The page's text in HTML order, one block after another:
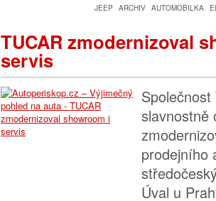
JEEP ARCHIV AUTOMOBILKA
TUCAR zmodernizoval
servis
slavnostně
prodejního
Úval u